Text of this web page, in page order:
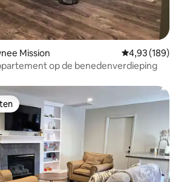
Mission Gemiddelde
4,93 (189)
op de benedenverdieping